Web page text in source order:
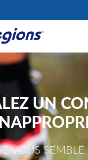
des cookies
UN
VOUS